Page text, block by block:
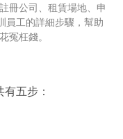
冊公司、租賃場地、申
員工的詳細步驟，幫助
冤枉錢。
五步：